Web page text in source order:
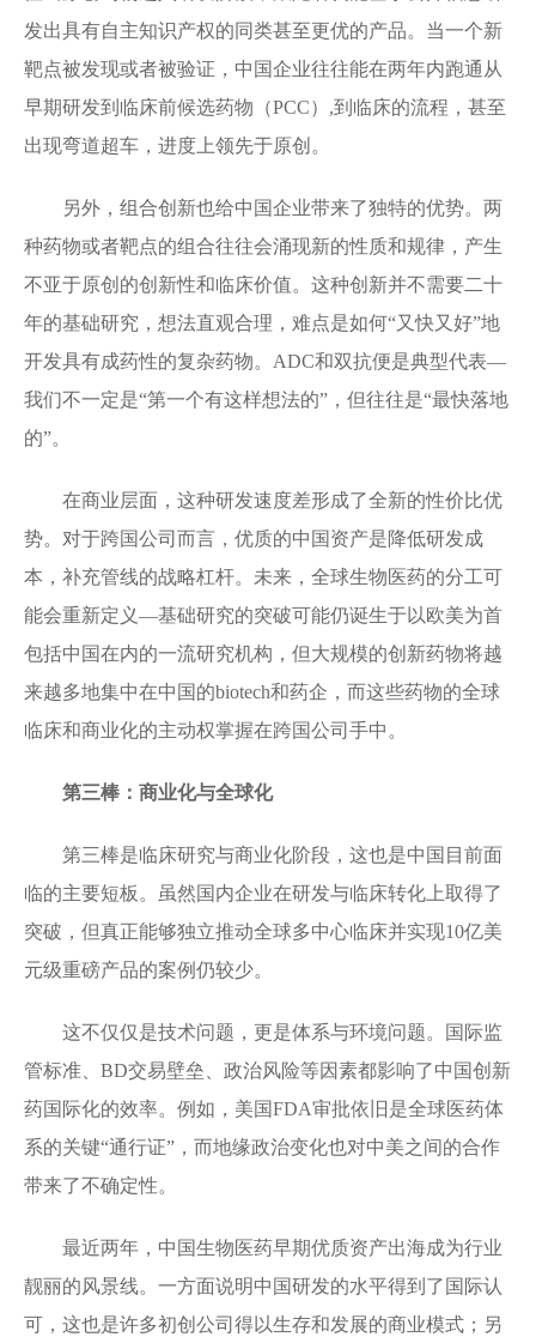
发出具有自主知识产权的同类甚至更优的产品。当一个新
靶点被发现或者被验证，中国企业往往能在两年内跑通从
早期研发到临床前候选药物（PCC）,到临床的流程，甚至
出现弯道超车，进度上领先于原创。
另外，组合创新也给中国企业带来了独特的优势。两
种药物或者靶点的组合往往会涌现新的性质和规律，产生
不亚于原创的创新性和临床价值。这种创新并不需要二十
年的基础研究，想法直观合理，难点是如何“又快又好”地
开发具有成药性的复杂药物。ADC和双抗便是典型代表—
我们不一定是“第一个有这样想法的”，但往往是“最快落地
的”。
在商业层面，这种研发速度差形成了全新的性价比优
势。对于跨国公司而言，优质的中国资产是降低研发成
本，补充管线的战略杠杆。未来，全球生物医药的分工可
能会重新定义—基础研究的突破可能仍诞生于以欧美为首
包括中国在内的一流研究机构，但大规模的创新药物将越
来越多地集中在中国的biotech和药企，而这些药物的全球
临床和商业化的主动权掌握在跨国公司手中。
第三棒：商业化与全球化
第三棒是临床研究与商业化阶段，这也是中国目前面
临的主要短板。虽然国内企业在研发与临床转化上取得了
突破，但真正能够独立推动全球多中心临床并实现10亿美
元级重磅产品的案例仍较少。
这不仅仅是技术问题，更是体系与环境问题。国际监
管标准、BD交易壁垒、政治风险等因素都影响了中国创新
药国际化的效率。例如，美国FDA审批依旧是全球医药体
系的关键“通行证”，而地缘政治变化也对中美之间的合作
带来了不确定性。
最近两年，中国生物医药早期优质资产出海成为行业
靓丽的风景线。一方面说明中国研发的水平得到了国际认
可，这也是许多初创公司得以生存和发展的商业模式；另